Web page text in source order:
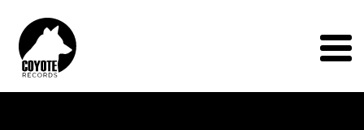
Records
Menu